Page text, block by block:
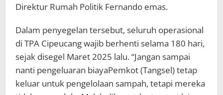
Direktur Rumah Politik Fernando emas.
Dalam penyegelan tersebut, seluruh operasional
di TPA Cipeucang wajib berhenti selama 180 hari,
sejak disegel Maret 2025 lalu. “Jangan sampai
nanti pengeluaran biayaPemkot (Tangsel) tetap
keluar untuk pengelolaan sampah, tetapi mereka